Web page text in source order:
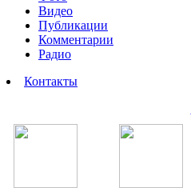
Видео
Публикации
Комментарии
Радио
Контакты